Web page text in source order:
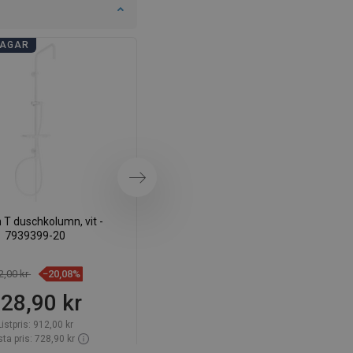
T duschkolumn, vit -
7939399-20
kr −20,08%
kr
912,00 kr
pris: 728,90 kr
Nästa